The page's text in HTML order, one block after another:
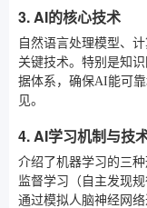
3. AI的核心技术
自然语言处理模型、
关键技术。特别是知
据体系，确保AI能可
见。
4. AI学习机制与技
介绍了机器学习的三
监督学习（自主发现
通过模拟人脑神经网